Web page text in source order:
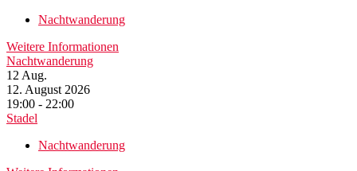
Nachtwanderung
Weitere Informationen
Nachtwanderung
12 Aug.
12. August 2026
19:00 - 22:00
Stadel
Nachtwanderung